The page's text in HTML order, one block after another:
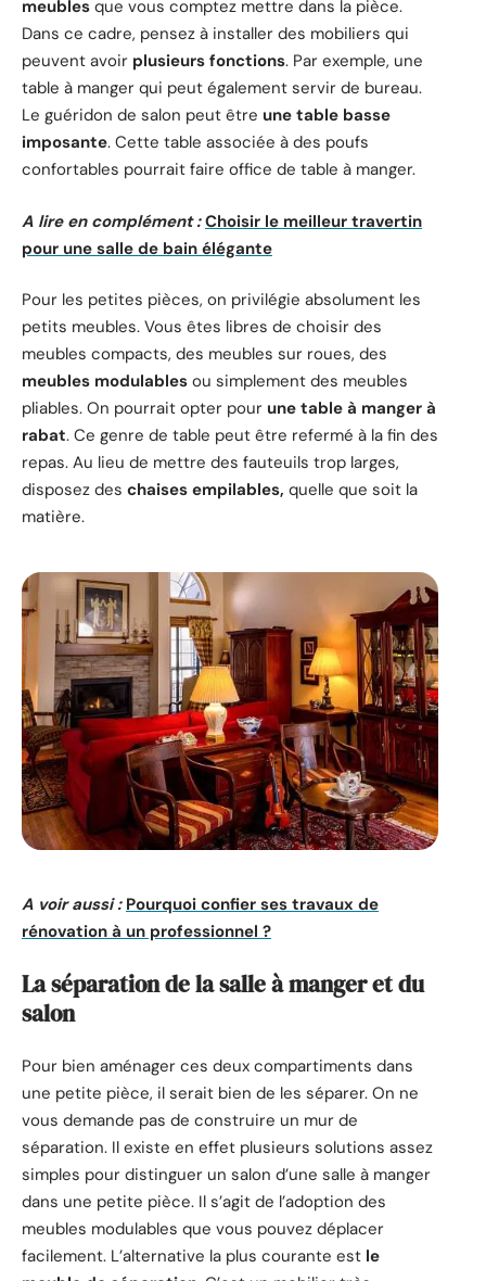
meubles que vous comptez mettre dans la pièce.
Dans ce cadre, pensez à installer des mobiliers qui
peuvent avoir plusieurs fonctions. Par exemple, une
table à manger qui peut également servir de bureau.
Le guéridon de salon peut être une table basse
imposante. Cette table associée à des poufs
confortables pourrait faire office de table à manger.
A lire en complément : Choisir le meilleur travertin
pour une salle de bain élégante
Pour les petites pièces, on privilégie absolument les
petits meubles. Vous êtes libres de choisir des
meubles compacts, des meubles sur roues, des
meubles modulables ou simplement des meubles
pliables. On pourrait opter pour une table à manger à
rabat. Ce genre de table peut être refermé à la fin des
repas. Au lieu de mettre des fauteuils trop larges,
disposez des chaises empilables, quelle que soit la
matière.
A voir aussi : Pourquoi confier ses travaux de
rénovation à un professionnel ?
La séparation de la salle à manger et du
salon
Pour bien aménager ces deux compartiments dans
une petite pièce, il serait bien de les séparer. On ne
vous demande pas de construire un mur de
séparation. Il existe en effet plusieurs solutions assez
simples pour distinguer un salon d’une salle à manger
dans une petite pièce. Il s’agit de l’adoption des
meubles modulables que vous pouvez déplacer
facilement. L’alternative la plus courante est le